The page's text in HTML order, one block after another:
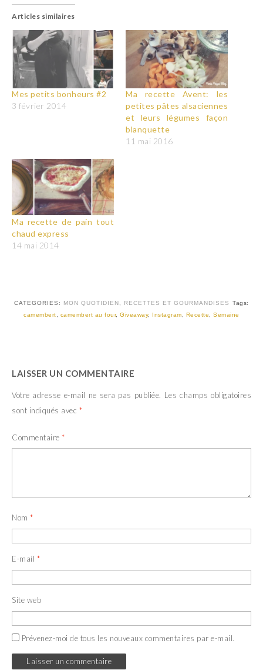
Articles similaires
Mes petits bonheurs #2
3 février 2014
Ma recette Avent: les
petites pâtes alsaciennes
et leurs légumes façon
blanquette
11 mai 2016
Ma recette de pain tout
chaud express
14 mai 2014
CATEGORIES: MON QUOTIDIEN , RECETTES ET GOURMANDISES
Tags:
camembert, camembert au four,Giveaway, Instagram, Recette,Semaine
LAISSER UN COMMENTAIRE
Votre adresse e-mail ne sera pas publiée. Les champs obligatoires
sont indiqués avec *
Commentaire *
Nom *
E-mail *
Site web
Prévenez-moi de tous les nouveaux commentaires par e-mail.